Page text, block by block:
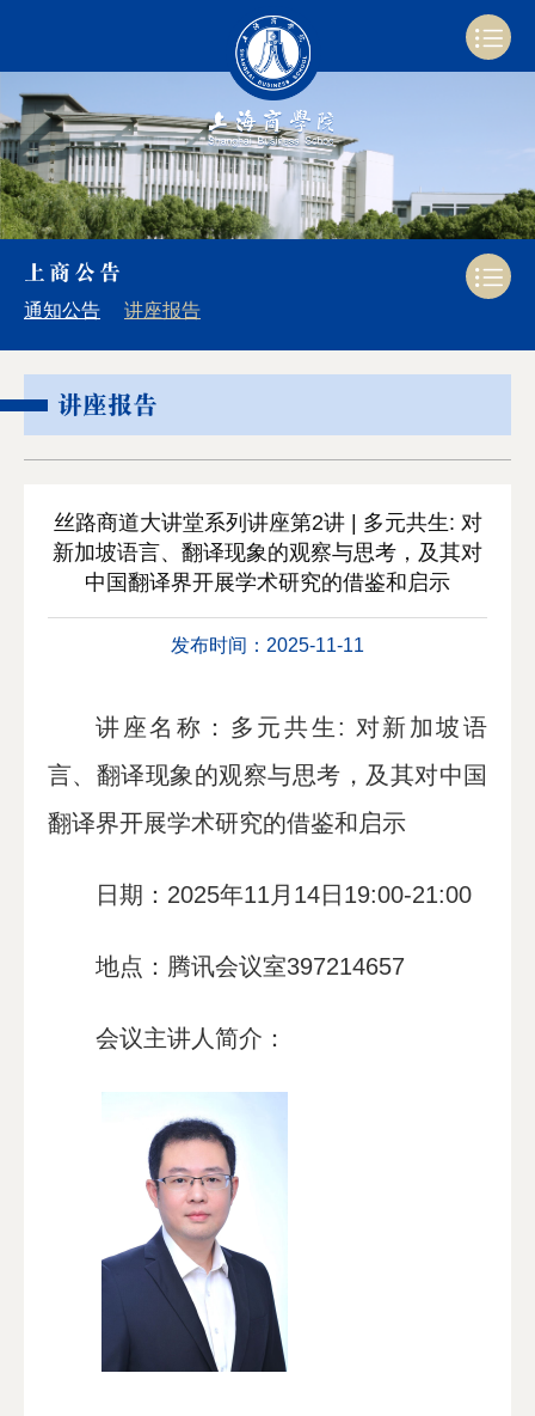
上商公告
通知公告 讲座报告
讲座报告
丝路商道大讲堂系列讲座第2讲 | 多元共生: 对
新加坡语言、翻译现象的观察与思考，及其对
中国翻译界开展学术研究的借鉴和启示
发布时间：2025-11-11
讲座名称：多元共生: 对新加坡语
言、翻译现象的观察与思考，及其对中国
翻译界开展学术研究的借鉴和启示
日期：2025年11月14日19:00-21:00
地点：腾讯会议室397214657
会议主讲人简介：